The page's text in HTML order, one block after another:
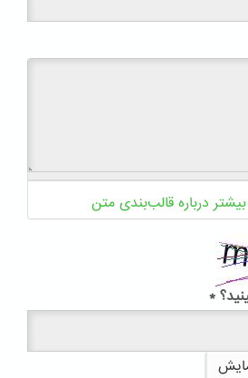
درباره قالب‌بندی متن
*